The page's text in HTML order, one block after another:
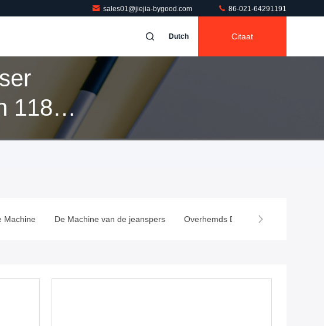
sales01@jiejia-bygood.com 86-021-64291191
Dutch Citaat
118
Machine De Machine van de jeanspers Overhemds Dringende Machine